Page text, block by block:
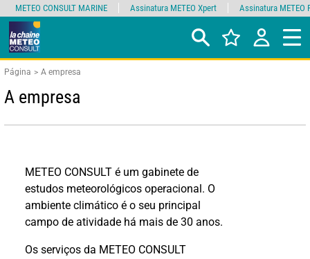
Página A empresa
A empresa
METEO CONSULT é um gabinete de
estudos meteorológicos operacional. O
ambiente climático é o seu principal
campo de atividade há mais de 30 anos.
Os serviços da METEO CONSULT
METEO CONSULT MARINE Assinatura METEO Xpert Assinatura METEO